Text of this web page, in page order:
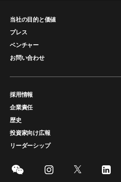
当社の目的と価値
プレス
ベンチャー
お問い合わせ
採用情報
企業責任
歴史
投資家向け広報
リーダーシップ